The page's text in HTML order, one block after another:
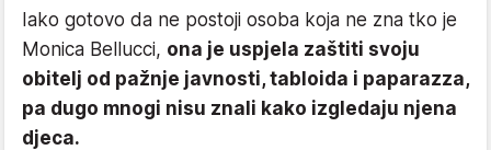
Iako gotovo da ne postoji osoba koja ne zna tko je
Monica Bellucci, ona je uspjela zaštiti svoju
obitelj od pažnje javnosti, tabloida i paparazza,
pa dugo mnogi nisu znali kako izgledaju njena
djeca.